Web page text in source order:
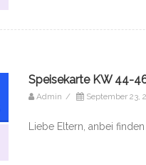
Speisekarte KW 44-
Admin / September 23,
Liebe Eltern, anbei